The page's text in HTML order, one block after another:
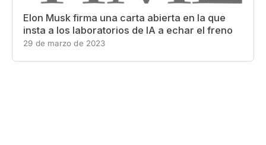
Elon Musk firma una carta abierta en la que
insta a los laboratorios de IA a echar el freno
29 de marzo de 2023